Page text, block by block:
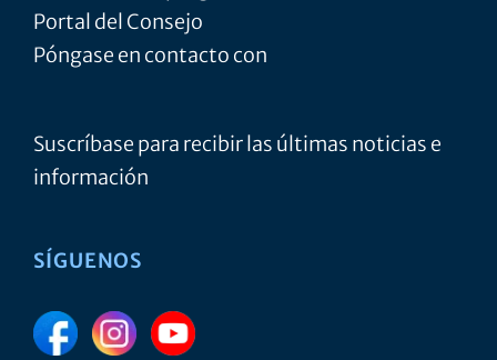
Portal del Consejo
Póngase en contacto con
Suscríbase para recibir las últimas noticias e
información
SÍGUENOS